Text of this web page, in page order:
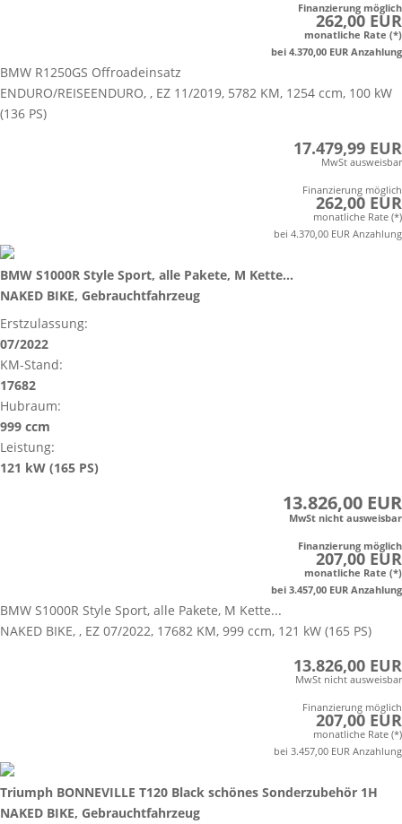
Finanzierung möglich
262,00 EUR
monatliche Rate (*)
bei 4.370,00 EUR Anzahlung
BMW R1250GS Offroadeinsatz
ENDURO/REISEENDURO, , EZ 11/2019, 5782 KM, 1254 ccm, 100 kW
(136 PS)
17.479,99 EUR
MwSt ausweisbar
Finanzierung möglich
262,00 EUR
monatliche Rate (*)
bei 4.370,00 EUR Anzahlung
BMW S1000R Style Sport, alle Pakete, M Kette...
NAKED BIKE, Gebrauchtfahrzeug
Erstzulassung:
07/2022
KM-Stand:
17682
Hubraum:
999 ccm
Leistung:
121 kW (165 PS)
13.826,00 EUR
MwSt nicht ausweisbar
Finanzierung möglich
207,00 EUR
monatliche Rate (*)
bei 3.457,00 EUR Anzahlung
BMW S1000R Style Sport, alle Pakete, M Kette...
NAKED BIKE, , EZ 07/2022, 17682 KM, 999 ccm, 121 kW (165 PS)
13.826,00 EUR
MwSt nicht ausweisbar
Finanzierung möglich
207,00 EUR
monatliche Rate (*)
bei 3.457,00 EUR Anzahlung
Triumph BONNEVILLE T120 Black schönes Sonderzubehör 1H
NAKED BIKE, Gebrauchtfahrzeug